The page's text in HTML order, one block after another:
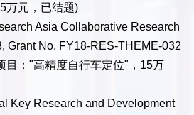
万元，已结题)
Asia Collaborative Research
Grant No. FY18‐RES‐THEME‐032
目："高精度自行车定位"，15万
Key Research and Development